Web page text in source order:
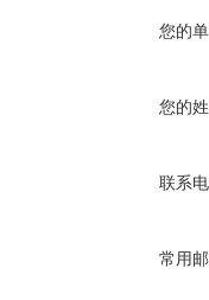
您的
您的
联系
常用